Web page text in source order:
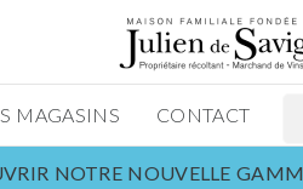
MAGASINS CONTACT
NOTRE NOUVELLE